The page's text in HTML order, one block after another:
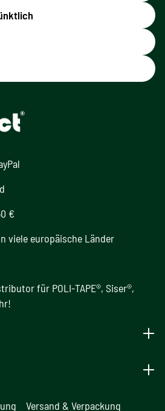
€
viele europäische Länder
für POLI-TAPE®, Siser®,
Versand & Verpackung